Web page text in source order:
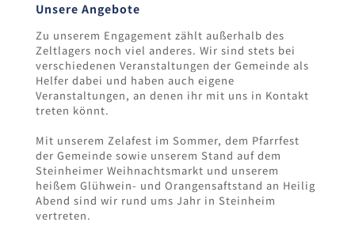
Unsere Angebote
Zu unserem Engagement zählt außerhalb des
Zeltlagers noch viel anderes. Wir sind stets bei
verschiedenen Veranstaltungen der Gemeinde als
Helfer dabei und haben auch eigene
Veranstaltungen, an denen ihr mit uns in Kontakt
treten könnt.
Mit unserem Zelafest im Sommer, dem Pfarrfest
der Gemeinde sowie unserem Stand auf dem
Steinheimer Weihnachtsmarkt und unserem
heißem Glühwein- und Orangensaftstand an Heilig
Abend sind wir rund ums Jahr in Steinheim
vertreten.